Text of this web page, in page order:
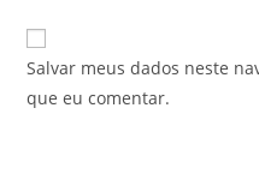
Salvar meus dados neste
que eu comentar.